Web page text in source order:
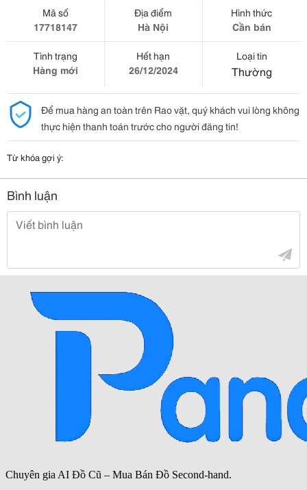
Mã số
17718147
Địa điểm
Hà Nội
Hình thức
Cần bán
Tình trạng
Hàng mới
Hết hạn
26/12/2024
Loại tin
Thường
Để mua hàng an toàn trên Rao vặt, quý khách vui lòng không
thực hiện thanh toán trước cho người đăng tin!
Từ khóa gợi ý:
Bình luận